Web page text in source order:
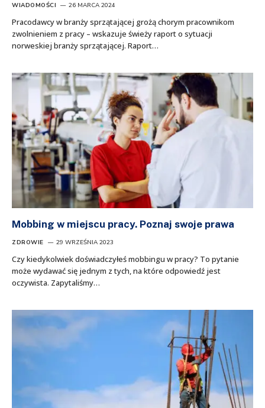
WIADOMOŚCI 26 MARCA 2024
Pracodawcy w branży sprzątającej grożą chorym pracownikom
zwolnieniem z pracy – wskazuje świeży raport o sytuacji
norweskiej branży sprzątającej. Raport…
Mobbing w miejscu pracy. Poznaj swoje prawa
ZDROWIE 29 WRZEŚNIA 2023
Czy kiedykolwiek doświadczyłeś mobbingu w pracy? To pytanie
może wydawać się jednym z tych, na które odpowiedź jest
oczywista. Zapytaliśmy…